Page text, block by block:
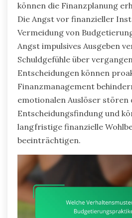
können die Finanzplanung
Die Angst vor finanzieller
Vermeidung von
Angst impulsives Ausgeben
Schuldgefühle über
Entscheidungen können
Finanzmanagement
emotionalen Auslöser stören
Entscheidungsfindung und
langfristige finanzielle
beeinträchtigen.